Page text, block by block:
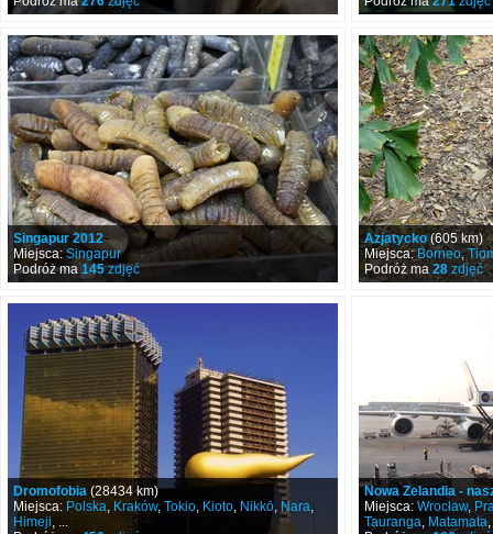
Singapur 2012
Miejsca: Singapur
Podróż ma 145zdjęć
Azjatycko(605 km)
Miejsca:Borneo,
Podróż ma28 zdjęć
Dromofobia (28434 km)
Miejsca: Polska, Kraków, Tokio, Kioto, Nikkō, Nara,
Himeji, ...
Nowa Zelandia -
Miejsca: Wrocław,
Tauranga, Matamata,